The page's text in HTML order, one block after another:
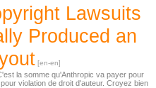
Lawsuits
Produced an
la somme qu'Anthropic va payer pour
violation de droit d'auteur. Croyez bien